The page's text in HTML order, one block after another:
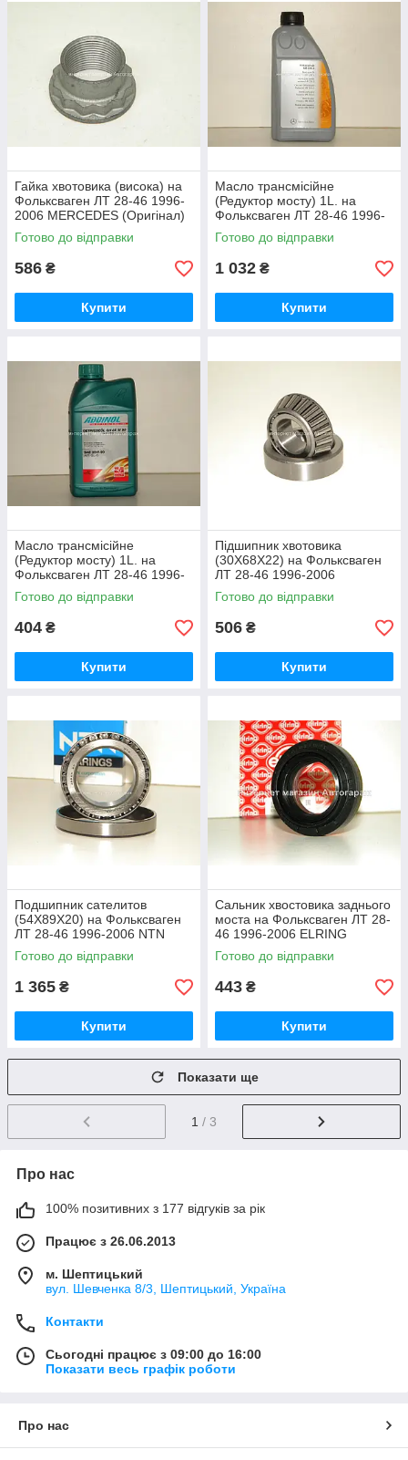
Гайка хвотовика (висока) на
Фольксваген ЛТ 28-46 1996-
2006 MERCEDES (Оригінал)
6013510172
Готово до відправки
586 ₴
Купити
Масло трансмісійне
(Редуктор мосту) 1L. на
Фольксваген ЛТ 28-46 1996-
2006 MERCEDES— 000 989
03 04 11AOHW
Готово до відправки
1 032 ₴
Купити
Масло трансмісійне
(Редуктор мосту) 1L. на
Фольксваген ЛТ 28-46 1996-
2006 ADDINOL (Німеччина)
GH85W90
Готово до відправки
404 ₴
Купити
Підшипник хвотовика
(30X68X22) на Фольксваген
ЛТ 28-46 1996-2006
Autotechteile (Німеччина)
A9834
Готово до відправки
506 ₴
Купити
Подшипник сателитов
(54X89X20) на Фольксваген
ЛТ 28-46 1996-2006 NTN
(Япония) LM806649/LM8066
Готово до відправки
1 365 ₴
Купити
Сальник хвостовика заднього
моста на Фольксваген ЛТ 28-
46 1996-2006 ELRING
(Німеччина) 398420
Готово до відправки
443 ₴
Купити
Показати ще
1 / 3
Про нас
100% позитивних з 177 відгуків за рік
Працює з 26.06.2013
м. Шептицький
вул. Шевченка 8/3, Шептицький, Україна
Контакти
Сьогодні працює з 09:00 до 16:00
Показати весь графік роботи
Про нас